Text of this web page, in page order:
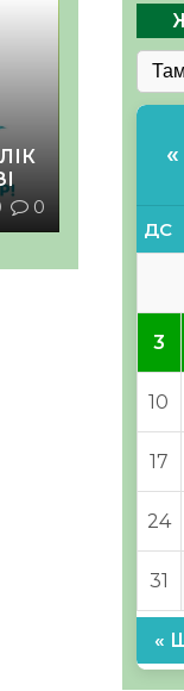
0
«
ДС
3
10
17
24
31
«